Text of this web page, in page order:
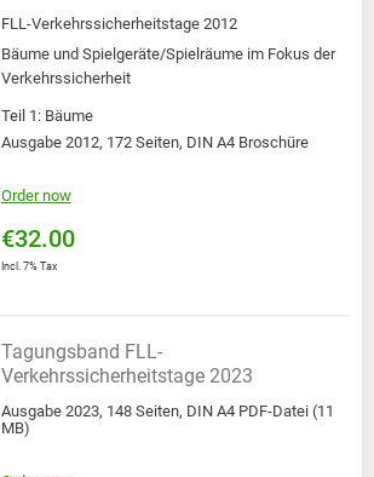
FLL-Verkehrssicherheitstage 2012
Bäume und Spielgeräte/Spielräume im Fokus der
Verkehrssicherheit
Teil 1: Bäume
Ausgabe 2012, 172 Seiten, DIN A4 Broschüre
Order now
€32.00
Incl. 7% Tax
Tagungsband FLL-
Verkehrssicherheitstage 2023
Ausgabe 2023, 148 Seiten, DIN A4 PDF-Datei (11
MB)